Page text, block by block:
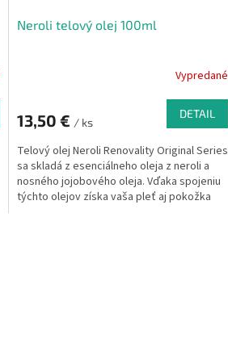
Neroli telový olej 100ml
Vypredané
13,50 € / ks
DETAIL
Telový olej Neroli Renovality Original Series
sa skladá z esenciálneho oleja z neroli a
nosného jojobového oleja. Vďaka spojeniu
týchto olejov získa vaša pleť aj pokožka